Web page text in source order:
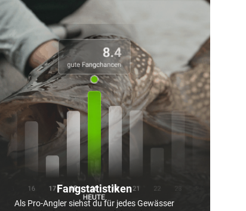
Fangstatistiken
Als Pro-Angler siehst du für jedes Gewässer